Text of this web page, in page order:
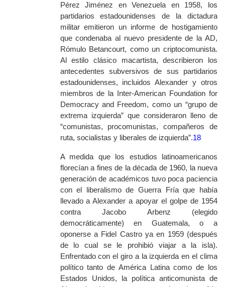
Pérez Jiménez en Venezuela en 1958, los
partidarios estadounidenses de la dictadura
militar emitieron un informe de hostigamiento
que condenaba al nuevo presidente de la AD,
Rómulo Betancourt, como un criptocomunista.
Al estilo clásico macartista, describieron los
antecedentes subversivos de sus partidarios
estadounidenses, incluidos Alexander y otros
miembros de la Inter-American Foundation for
Democracy and Freedom, como un “grupo de
extrema izquierda” que consideraron lleno de
“comunistas, procomunistas, compañeros de
ruta, socialistas y liberales de izquierda”.18
A medida que los estudios latinoamericanos
florecían a fines de la década de 1960, la nueva
generación de académicos tuvo poca paciencia
con el liberalismo de Guerra Fría que había
llevado a Alexander a apoyar el golpe de 1954
contra Jacobo Arbenz (elegido
democráticamente) en Guatemala, o a
oponerse a Fidel Castro ya en 1959 (después
de lo cual se le prohibió viajar a la isla).
Enfrentado con el giro a la izquierda en el clima
político tanto de América Latina como de los
Estados Unidos, la política anticomunista de